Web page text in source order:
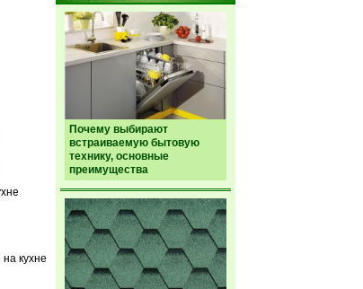
Почему выбирают
встраиваемую бытовую
технику, основные
преимущества
кухне